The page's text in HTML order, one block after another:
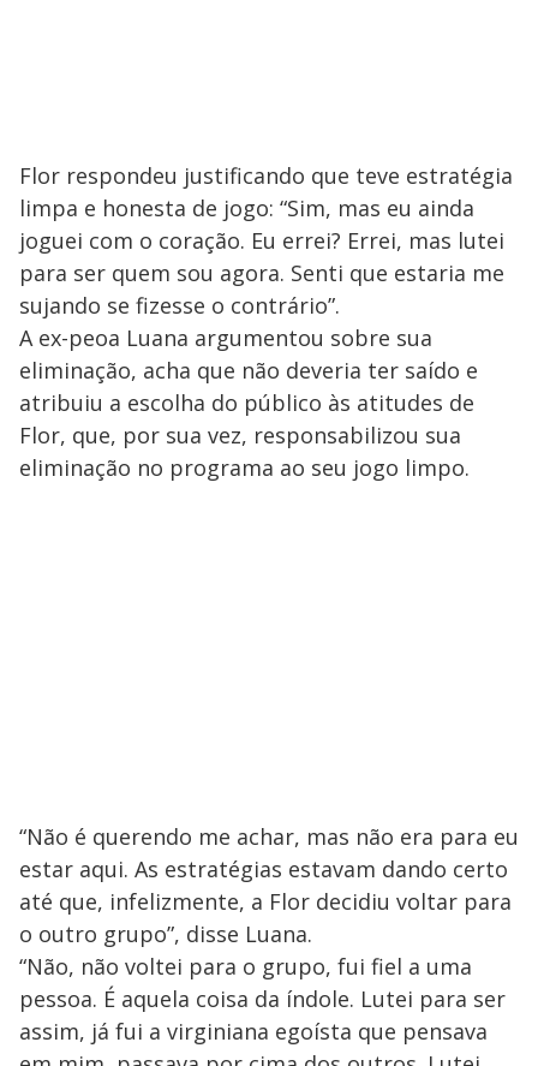
Flor respondeu justificando que teve estratégia
limpa e honesta de jogo: “Sim, mas eu ainda
joguei com o coração. Eu errei? Errei, mas lutei
para ser quem sou agora. Senti que estaria me
sujando se fizesse o contrário”.
A ex-peoa Luana argumentou sobre sua
eliminação, acha que não deveria ter saído e
atribuiu a escolha do público às atitudes de
Flor, que, por sua vez, responsabilizou sua
eliminação no programa ao seu jogo limpo.
“Não é querendo me achar, mas não era para eu
estar aqui. As estratégias estavam dando certo
até que, infelizmente, a Flor decidiu voltar para
o outro grupo”, disse Luana.
“Não, não voltei para o grupo, fui fiel a uma
pessoa. É aquela coisa da índole. Lutei para ser
assim, já fui a virginiana egoísta que pensava